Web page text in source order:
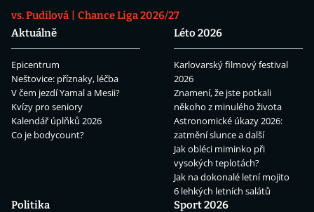
vs. Pudilová
Chance Liga 2026/27
Aktuálně
Epicentrum
Neštovice: příznaky, léčba
V čem jezdí Yamal a Mesii?
Kvízy pro seniory
Kalendář úplňků 2026
Co je bodycount?
Léto 2026
Karlovarský filmový festival
2026
Znamení, že jste potkali
někoho z minulého života
Astronomické úkazy 2026:
zatmění slunce a další
Jak obléci miminko při
vysokých teplotách?
Jak na dokonalé letní mojito
6 lehkých letních salátů
Politika
Sport 2026